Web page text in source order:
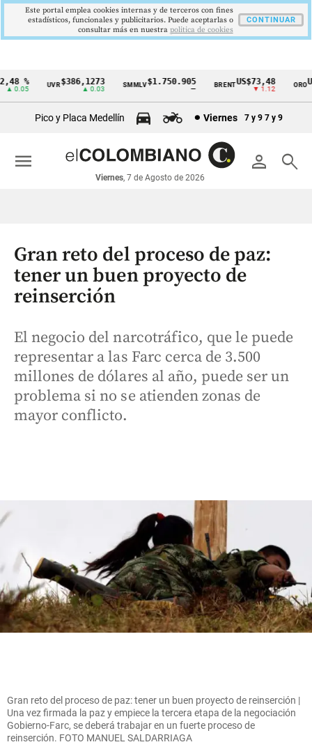
Cintillo
económicos
Colombia
%
0.05
UVR$386,1273
▲ 0.03
SMMLV$1.750.905 BRENTUS$73,48
▼ 1.12
ORO
Pico y Placa Medellín Viernes 7 y 9 7 y 9
person search
Viernes, 7 de Agosto de 2026
menu
Gran reto del proceso de paz:
tener un buen proyecto de
reinserción
El negocio del narcotráfico, que le puede
representar a las Farc cerca de 3.500
millones de dólares al año, puede ser un
problema si no se atienden zonas de
mayor conflicto.
Gran reto del proceso de paz: tener un buen proyecto de reinserción |
Una vez firmada la paz y empiece la tercera etapa de la negociación
Gobierno-Farc, se deberá trabajar en un fuerte proceso de
reinserción. FOTO MANUEL SALDARRIAGA
Este portal emplea cookies internas y de terceros con fines
estadísticos, funcionales y publicitarios. Puede aceptarlas o
consultar más en nuestra politica de cookies
CONTINUAR